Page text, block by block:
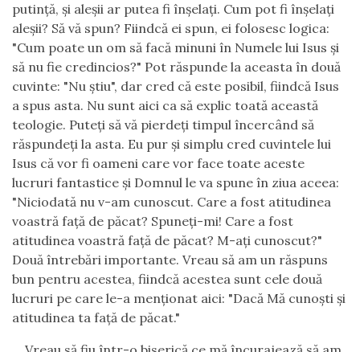
putinţă, şi aleşii ar putea fi înşelaţi. Cum pot fi înşelaţi
aleşii? Să vă spun? Fiindcă ei spun, ei folosesc logica:
"Cum poate un om să facă minuni în Numele lui Isus şi
să nu fie credincios?" Pot răspunde la aceasta în două
cuvinte: "Nu ştiu", dar cred că este posibil, fiindcă Isus
a spus asta. Nu sunt aici ca să explic toată această
teologie. Puteţi să vă pierdeţi timpul încercând să
răspundeţi la asta. Eu pur şi simplu cred cuvintele lui
Isus că vor fi oameni care vor face toate aceste
lucruri fantastice şi Domnul le va spune în ziua aceea:
"Niciodată nu v-am cunoscut. Care a fost atitudinea
voastră faţă de păcat? Spuneţi-mi! Care a fost
atitudinea voastră faţă de păcat? M-aţi cunoscut?"
Două întrebări importante. Vreau să am un răspuns
bun pentru acestea, fiindcă acestea sunt cele două
lucruri pe care le-a menţionat aici: "Dacă Mă cunoşti şi
atitudinea ta faţă de păcat."